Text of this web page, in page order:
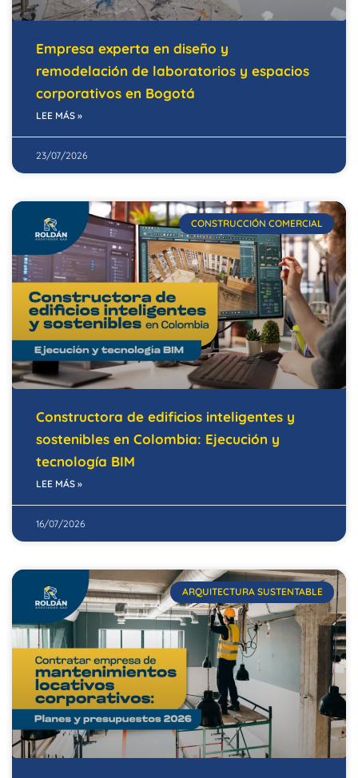
Empresa experta en diseño y
remodelación de laboratorios y espacios
corporativos en Bogotá
LEE MÁS »
23/07/2026
CONSTRUCCIÓN COMERCIAL
Constructora de edificios inteligentes y
sostenibles en Colombia: Ejecución y
tecnología BIM
LEE MÁS »
16/07/2026
ARQUITECTURA SUSTENTABLE